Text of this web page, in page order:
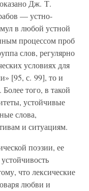
Дж. Т.
— устно-
в любой устной
процессом проб
слов, регулярно
условиях для
[95, с. 99], то и
того, в такой
устойчивые
слова,
и ситуациям.
поэзии, ее
что лексические
любви и